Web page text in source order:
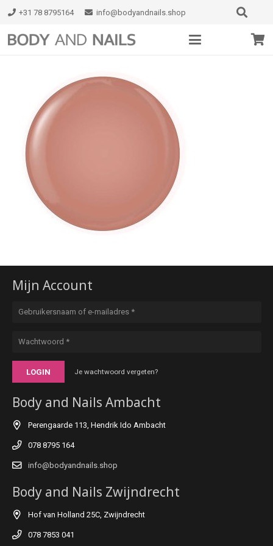
+31 78 8795164 info@bodyandnails.shop
Mijn Account
LOGIN Je wachtwoord vergeten?
Body and Nails Ambacht
Perengaarde 113, Hendrik Ido Ambacht
078 8795 164
info@bodyandnails.shop
Body and Nails Zwijndrecht
Hof van Holland 25C, Zwijndrecht
078 7853 041